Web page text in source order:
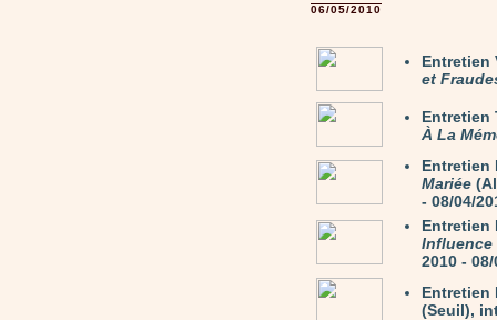
06/05/2010
Entretien
et
Entretien
À La
Entretien
Mariée
- 08/04/
Entretien
Influence
2010 -
Entretien
(Seuil),